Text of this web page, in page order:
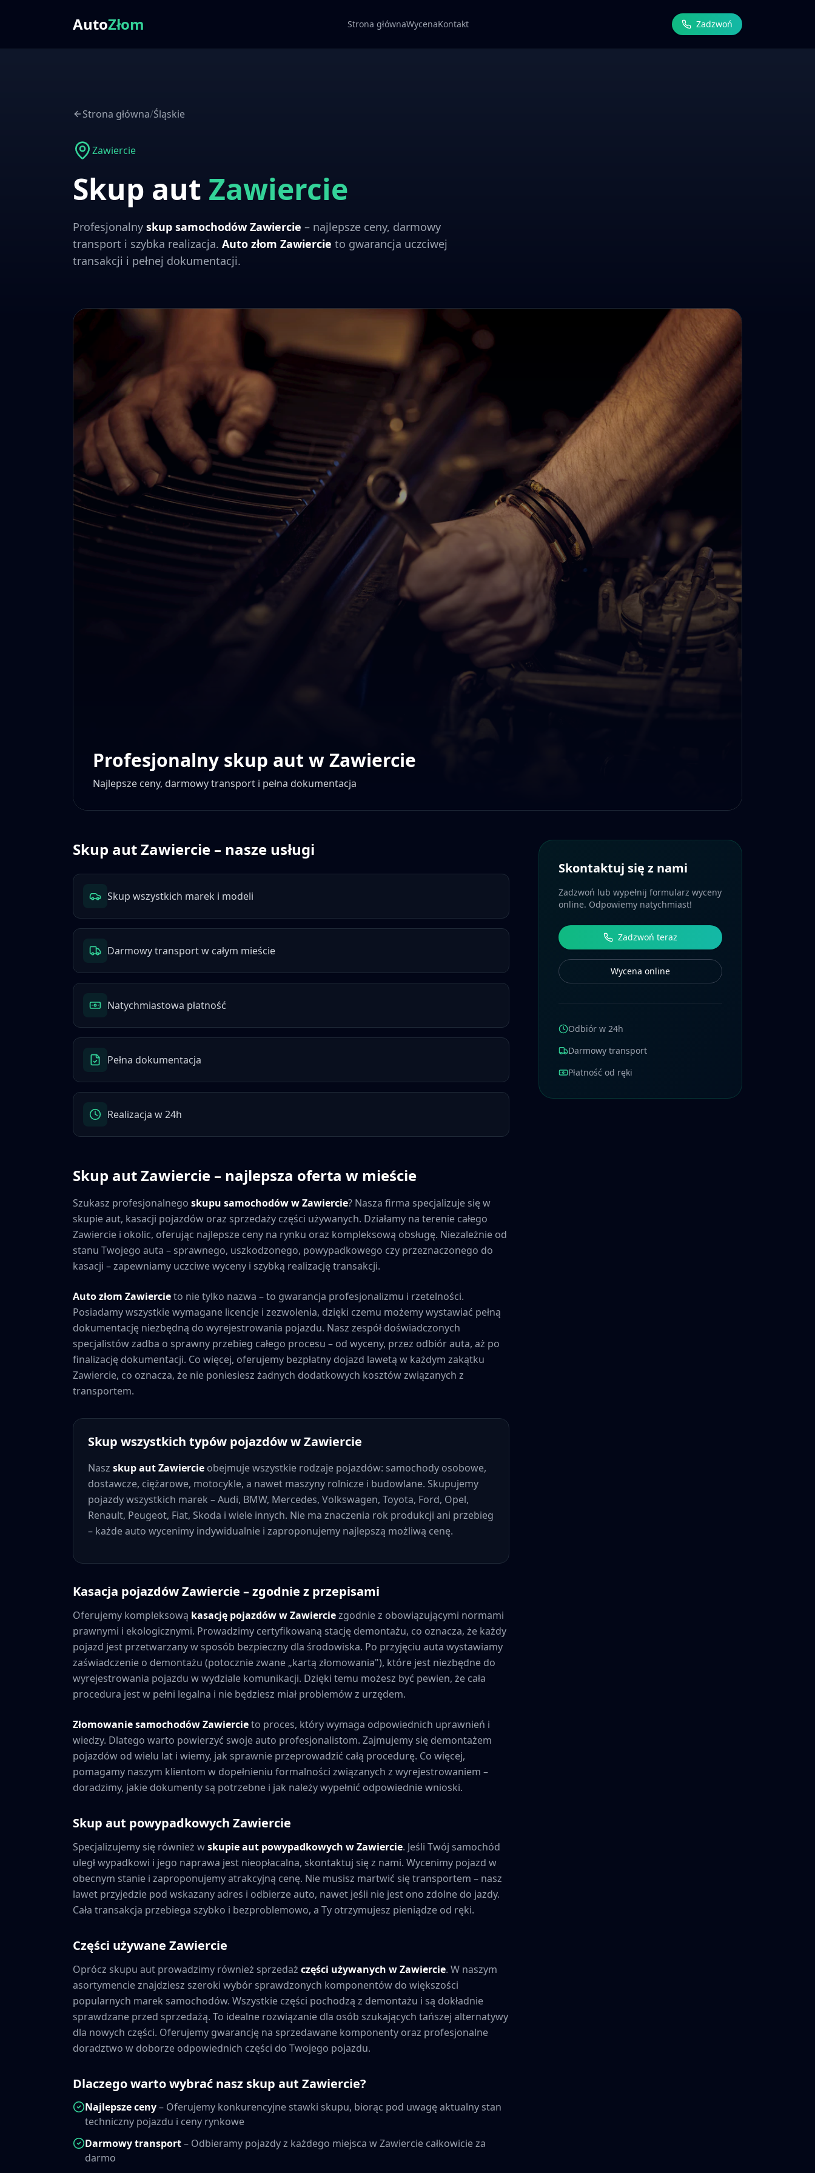
AutoZłom Strona głównaWycenaKontakt Zadzwoń
Strona główna/Śląskie
Zawiercie
Skup aut Zawiercie
Profesjonalny skup samochodów Zawiercie – najlepsze ceny, darmowy
transport i szybka realizacja. Auto złom Zawiercie to gwarancja uczciwej
transakcji i pełnej dokumentacji.
Profesjonalny skup aut wZawiercie
Najlepsze ceny, darmowy transport i pełna dokumentacja
Skup autZawiercie – nasze usługi
Skup wszystkich marek i modeli
Darmowy transport w całym mieście
Natychmiastowa płatność
Pełna dokumentacja
Realizacja w 24h
Skup autZawiercie – najlepsza oferta w mieście
Szukasz profesjonalnego skupu samochodów wZawiercie? Nasza firma specjalizuje się w
skupie aut, kasacji pojazdów oraz sprzedaży części używanych. Działamy na terenie całego
Zawiercie i okolic, oferując najlepsze ceny na rynku oraz kompleksową obsługę. Niezależnie od
stanu Twojego auta – sprawnego, uszkodzonego, powypadkowego czy przeznaczonego do
kasacji – zapewniamy uczciwe wyceny i szybką realizację transakcji.
Auto złom Zawiercieto nie tylko nazwa – to gwarancja profesjonalizmu i rzetelności.
Posiadamy wszystkie wymagane licencje i zezwolenia, dzięki czemu możemy wystawiać pełną
dokumentację niezbędną do wyrejestrowania pojazdu. Nasz zespół doświadczonych
specjalistów zadba o sprawny przebieg całego procesu – od wyceny, przez odbiór auta, aż po
finalizację dokumentacji. Co więcej, oferujemy bezpłatny dojazd lawetą w każdym zakątku
Zawiercie, co oznacza, że nie poniesiesz żadnych dodatkowych kosztów związanych z
transportem.
Skup wszystkich typów pojazdów wZawiercie
Nasz skup autZawiercie obejmuje wszystkie rodzaje pojazdów: samochody osobowe,
dostawcze, ciężarowe, motocykle, a nawet maszyny rolnicze i budowlane. Skupujemy
pojazdy wszystkich marek – Audi, BMW, Mercedes, Volkswagen, Toyota, Ford, Opel,
Renault, Peugeot, Fiat, Skoda i wiele innych. Nie ma znaczenia rok produkcji ani przebieg
– każde auto wycenimy indywidualnie i zaproponujemy najlepszą możliwą cenę.
Kasacja pojazdówZawiercie – zgodnie z przepisami
Oferujemy kompleksową kasację pojazdów wZawierciezgodnie z obowiązującymi normami
prawnymi i ekologicznymi. Prowadzimy certyfikowaną stację demontażu, co oznacza, że każdy
pojazd jest przetwarzany w sposób bezpieczny dla środowiska. Po przyjęciu auta wystawiamy
zaświadczenie o demontażu (potocznie zwane „kartą złomowania"), które jest niezbędne do
wyrejestrowania pojazdu w wydziale komunikacji. Dzięki temu możesz być pewien, że cała
procedura jest w pełni legalna i nie będziesz miał problemów z urzędem.
Złomowanie samochodówZawiercieto proces, który wymaga odpowiednich uprawnień i
wiedzy. Dlatego warto powierzyć swoje auto profesjonalistom. Zajmujemy się demontażem
pojazdów od wielu lat i wiemy, jak sprawnie przeprowadzić całą procedurę. Co więcej,
pomagamy naszym klientom w dopełnieniu formalności związanych z wyrejestrowaniem –
doradzimy, jakie dokumenty są potrzebne i jak należy wypełnić odpowiednie wnioski.
Skup aut powypadkowych Zawiercie
Specjalizujemy się również wskupie aut powypadkowych wZawiercie. Jeśli Twój samochód
uległ wypadkowi i jego naprawa jest nieopłacalna, skontaktuj się z nami. Wycenimy pojazd w
obecnym stanie i zaproponujemy atrakcyjną cenę. Nie musisz martwić się transportem – nasz
lawet przyjedzie pod wskazany adres i odbierze auto, nawet jeśli nie jest ono zdolne do jazdy.
Cała transakcja przebiega szybko i bezproblemowo, a Ty otrzymujesz pieniądze od ręki.
Części używane Zawiercie
Oprócz skupu aut prowadzimy również sprzedaż części używanych wZawiercie. W naszym
asortymencie znajdziesz szeroki wybór sprawdzonych komponentów do większości
popularnych marek samochodów. Wszystkie części pochodzą z demontażu i są dokładnie
sprawdzane przed sprzedażą. To idealne rozwiązanie dla osób szukających tańszej alternatywy
dla nowych części. Oferujemy gwarancję na sprzedawane komponenty oraz profesjonalne
doradztwo w doborze odpowiednich części do Twojego pojazdu.
Dlaczego warto wybrać nasz skup aut Zawiercie?
Najlepsze ceny– Oferujemy konkurencyjne stawki skupu, biorąc pod uwagę aktualny stan
techniczny pojazdu i ceny rynkowe
Darmowy transport– Odbieramy pojazdy z każdego miejsca wZawiercie całkowicie za
darmo
Skontaktuj się z nami
Zadzwoń lub wypełnij formularz wyceny
online. Odpowiemy natychmiast!
Zadzwoń teraz
Wycena online
Odbiór w 24h
Darmowy transport
Płatność od ręki